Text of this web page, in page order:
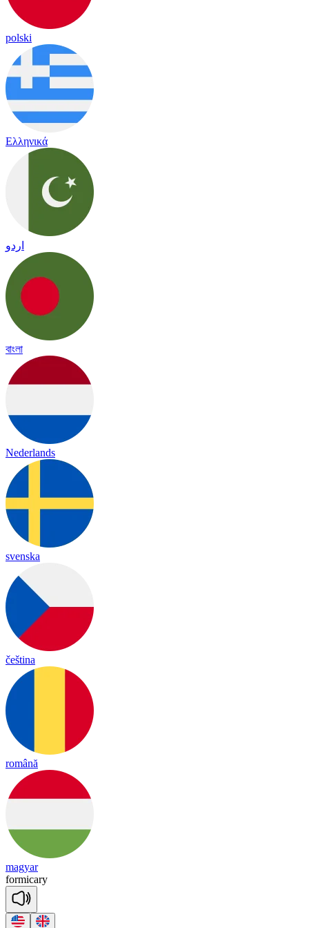
polski
Ελληνικά
اردو
বাংলা
Nederlands
svenska
čeština
română
magyar
formicary